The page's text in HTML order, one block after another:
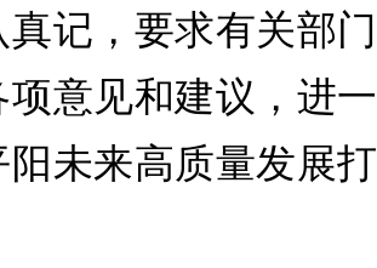
记，要求有关部门
意见和建议，进一
未来高质量发展打